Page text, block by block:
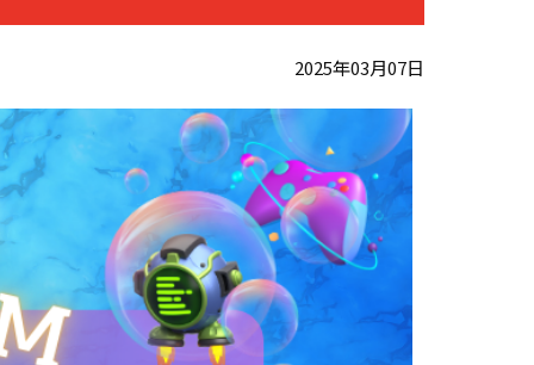
2025年03月07日